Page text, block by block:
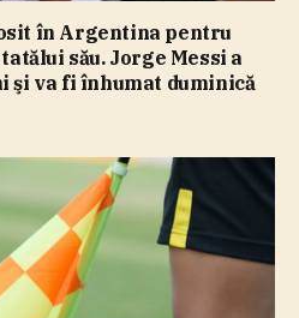
în Argentina pentru
său. Jorge Messi a
şi va fi înhumat duminică